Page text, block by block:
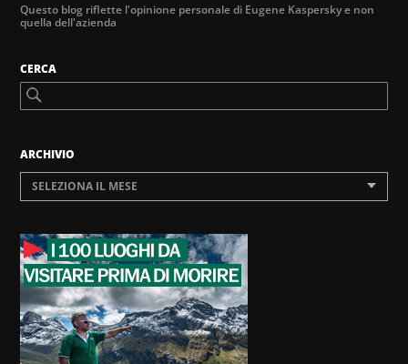
Questo blog riflette l'opinione personale di Eugene Kaspersky e non
quella dell'azienda
CERCA
ARCHIVIO
SELEZIONA IL MESE